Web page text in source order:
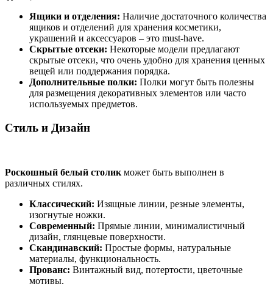
Ящики и отделения: Наличие достаточного количества
ящиков и отделений для хранения косметики,
украшений и аксессуаров – это must-have.
Скрытые отсеки: Некоторые модели предлагают
скрытые отсеки, что очень удобно для хранения ценных
вещей или поддержания порядка.
Дополнительные полки: Полки могут быть полезны
для размещения декоративных элементов или часто
используемых предметов.
Стиль и Дизайн
Роскошный белый столик может быть выполнен в
различных стилях.
Классический: Изящные линии, резные элементы,
изогнутые ножки.
Современный: Прямые линии, минималистичный
дизайн, глянцевые поверхности.
Скандинавский: Простые формы, натуральные
материалы, функциональность.
Прованс: Винтажный вид, потертости, цветочные
мотивы.